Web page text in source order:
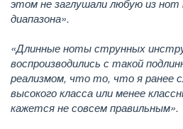
этом не заглушали любую из нот
диапазона».
«Длинные ноты струнных
воспроизводились с такой
реализмом, что то, что я ранее
высокого класса или менее
кажется не совсем правильным».